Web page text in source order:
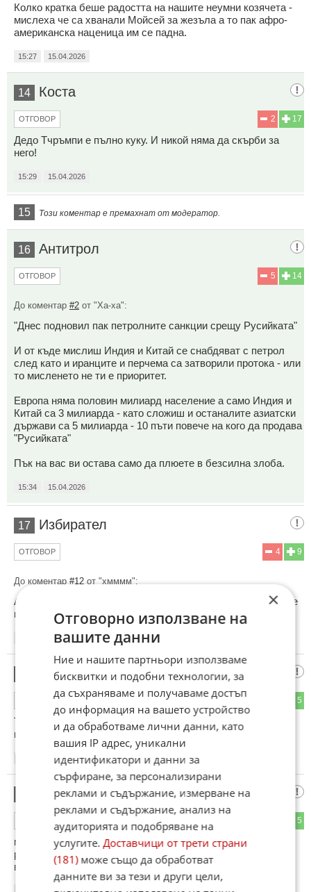
Колко кратка беше радостта на нашите неумни козячета -
мислеха че са хванали Мойсей за жезъла а то пак афро-
американска наценица им се падна.
15:27 15.04.2026
14 Коста
17
2
ОТГОВОР
Дедо Тчръмпи е пълно куку. И никой няма да скърби за
него!
15:29 15.04.2026
15 Този коментар е премахнат от модератор.
16 Антитрол
14
5
ОТГОВОР
До коментар #2 от "Ха-ха":
"Днес подновил пак петролните санкции срещу Русийката"
И от къде мислиш Индия и Китай се снабдяват с петрол
след като и иранците и перчема са затворили протока - или
то мисленето не ти е приоритет.
Европа няма половин милиард население а само Индия и
Китай са 3 милиарда - като сложиш и останалите азиатски
държави са 5 милиарда - 10 пъти повече на кого да продава
"Русийката"
Пък на вас ви остава само да плюете в безсилна злоба.
15:34 15.04.2026
17 Избирател
9
4
ОТГОВОР
До коментар #12 от "хмммм":
Ами нашите козячета защо скърбят за "сглобката" - те още
по-големи мошеници.
15.04.2026
Анонимен
5
ОТГОВОР
Този да не е господ или се подиграва с него най на края
може да го пркбере
15.04.2026
алексия
5
мадяр - мадуро, като слипий Джон не прави никаква
разлика 😆 вече заприлича на театър на абсурда никаква
връзка с логиката
15.04.2026
×
Отговорно използване на
вашите данни
Ние и нашите партньори използваме
бисквитки и подобни технологии, за
да съхраняваме и получаваме достъп
до информация на вашето устройство
и да обработваме лични данни, като
вашия IP адрес, уникални
идентификатори и данни за
сърфиране, за персонализирани
реклами и съдържание, измерване на
реклами и съдържание, анализ на
аудиторията и подобряване на
услугите.Доставчици от трети страни
(181)може също да обработват
данните ви за тези и други цели,